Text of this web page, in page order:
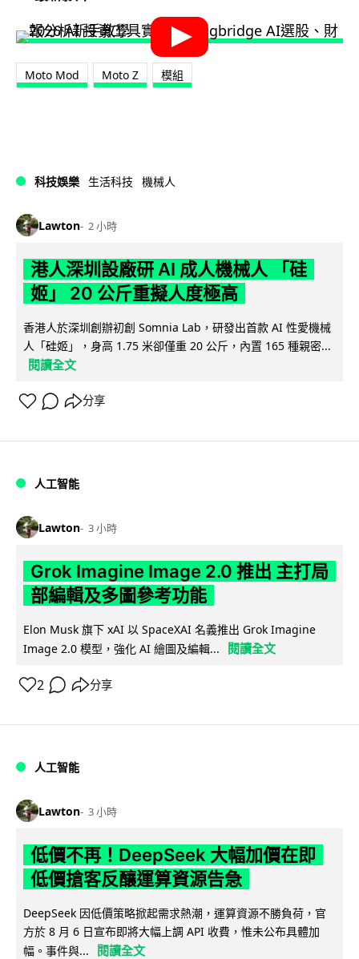
Moto Mod Moto Z 模組
科技娛樂 生活科技 機械人
Lawton 2 小時
港人深圳設廠研 AI 成人機械人 「硅
姬」 20 公斤重擬人度極高
香港人於深圳創辦初創 Somnia Lab，研發出首款 AI 性愛機械
人「硅姬」，身高 1.75 米卻僅重 20 公斤，內置 165 種親密...
閱讀全文
分享
人工智能
Lawton 3 小時
Grok Imagine Image 2.0 推出 主打局
部編輯及多圖參考功能
Elon Musk 旗下 xAI 以 SpaceXAI 名義推出 Grok Imagine
Image 2.0 模型，強化 AI 繪圖及編輯...
閱讀全文
2 分享
人工智能
Lawton 3 小時
低價不再！DeepSeek 大幅加價在即
低價搶客反釀運算資源告急
DeepSeek 因低價策略掀起需求熱潮，運算資源不勝負荷，官
方於 8 月 6 日宣布即將大幅上調 API 收費，惟未公布具體加
幅。事件與...
閱讀全文